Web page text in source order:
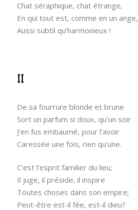
Chat séraphique, chat étrange,
En qui tout est, comme en un ange,
Aussi subtil qu’harmonieux !
II
De sa fourrure blonde et brune
Sort un parfum si doux, qu’un soir
J’en fus embaumé, pour l’avoir
Caressée une fois, rien qu’une.
C’est l’esprit familier du lieu;
Il juge, il préside, il inspire
Toutes choses dans son empire;
Peut-être est-il fée, est-il dieu?